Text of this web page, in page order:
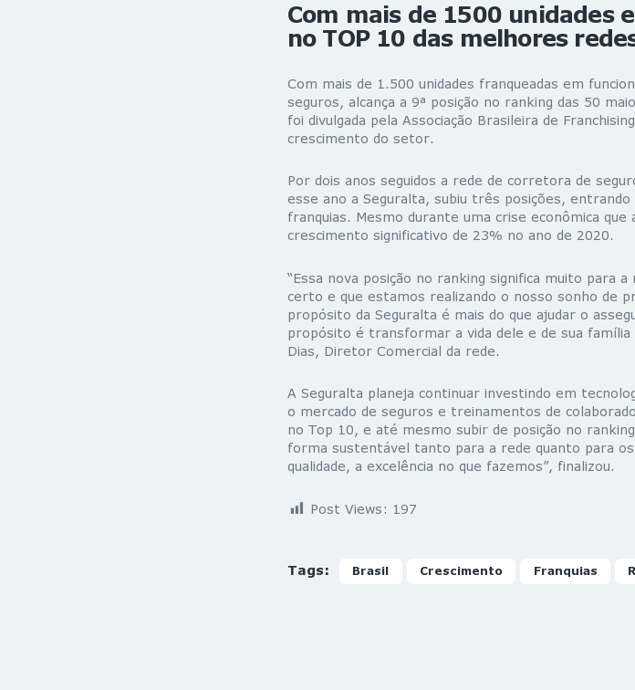
Com mais de 1500 unidades
no TOP 10 das melhores
Com mais de 1.500 unidades franqueadas em
seguros, alcança a 9ª posição no ranking das 50
foi divulgada pela Associação Brasileira de
crescimento do setor.
Por dois anos seguidos a rede de corretora de
esse ano a Seguralta, subiu três posições,
franquias. Mesmo durante uma crise econômica
crescimento significativo de 23% no ano de 2020.
“Essa nova posição no ranking significa muito para
certo e que estamos realizando o nosso sonho de
propósito da Seguralta é mais do que ajudar o
propósito é transformar a vida dele e de sua
Dias, Diretor Comercial da rede.
A Seguralta planeja continuar investindo em
o mercado de seguros e treinamentos de
no Top 10, e até mesmo subir de posição no
forma sustentável tanto para a rede quanto para
qualidade, a excelência no que fazemos”, finalizou.
Post Views: 197
Tags: Brasil Crescimento Franquias